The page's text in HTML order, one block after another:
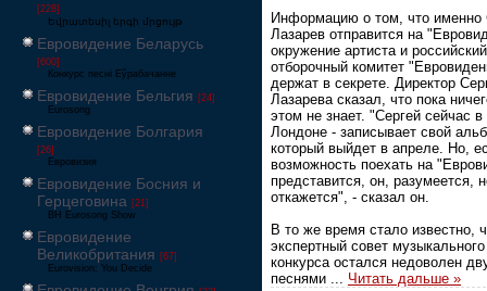
[228]
Եվրատեսիլ երգի մրցույթ
Евровидение Беларусь
[600]
Конкурс песні Еўрабачанне
Евровидение Бельгия [24]
Eurosong
Евровидение Болгария
[26]
Евровизия
Евровидение Босния и
Герцеговина [21]
BH Eurosong Show
Евровидение
Великобритания [67]
Eurovision: You Decide
Информацию о том, что именно
Лазарев отправится на
окружение артиста и российский
отборочный комитет
держат в секрете. Директор
Лазарева сказал, что пока
этом не знает. "Сергей сейчас в
Лондоне - записывает свой
который выйдет в апреле. Но,
возможность поехать на
представится, он, разумеется,
откажется", - сказал он.
В то же время стало известно,
экспертный совет музыкального
конкурса остался недоволен
песнями ... Читать дальше »